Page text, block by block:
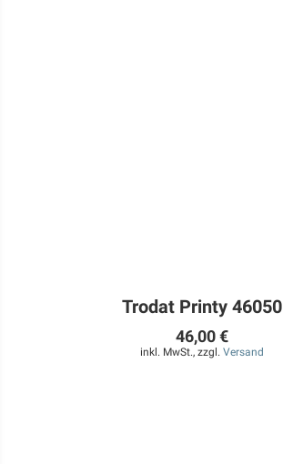
Trodat Printy 46050
46,00 €
inkl. MwSt., zzgl. Versand